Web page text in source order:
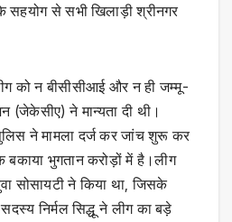
सहयोग से सभी खिलाड़ी श्रीनगर
को न बीसीसीआई और न ही जम्मू-
(जेकेसीए) ने मान्यता दी थी।
ने मामला दर्ज कर जांच शुरू कर
बकाया भुगतान करोड़ों में है।लीग
सोसायटी ने किया था, जिसके
निर्मल सिद्धू ने लीग का बड़े